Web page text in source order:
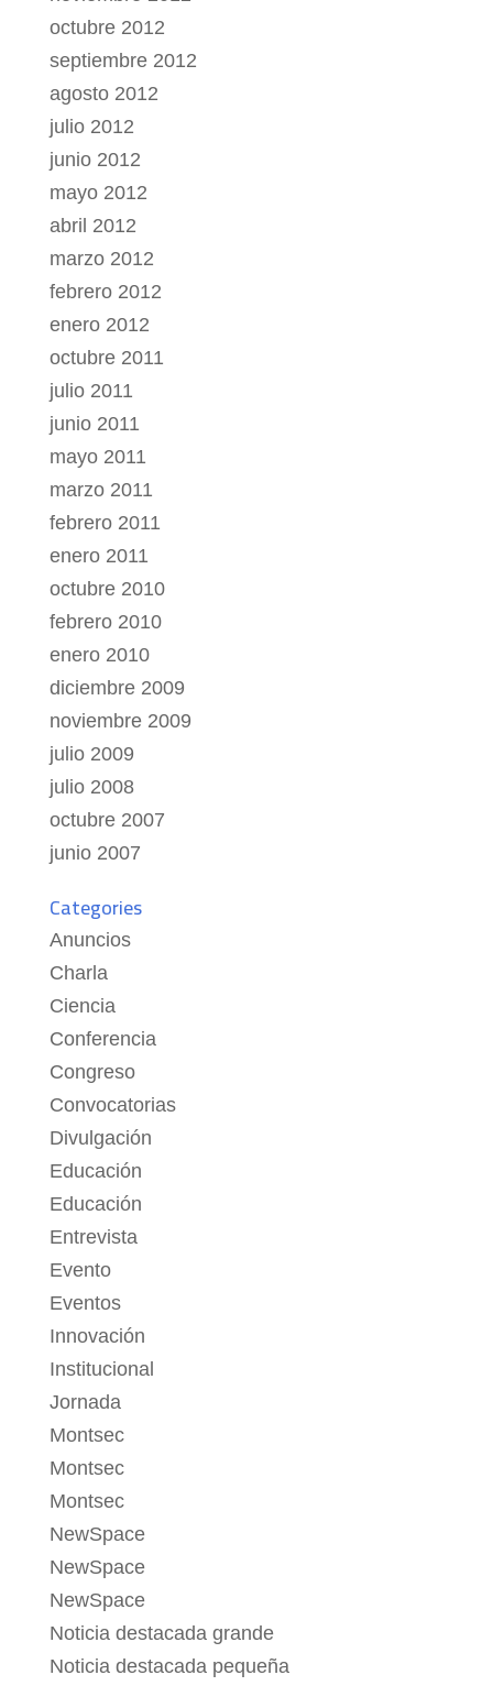
octubre 2012
septiembre 2012
agosto 2012
julio 2012
junio 2012
mayo 2012
abril 2012
marzo 2012
febrero 2012
enero 2012
octubre 2011
julio 2011
junio 2011
mayo 2011
marzo 2011
febrero 2011
enero 2011
octubre 2010
febrero 2010
enero 2010
diciembre 2009
noviembre 2009
julio 2009
julio 2008
octubre 2007
junio 2007
Categories
Anuncios
Charla
Ciencia
Conferencia
Congreso
Convocatorias
Divulgación
Educación
Educación
Entrevista
Evento
Eventos
Innovación
Institucional
Jornada
Montsec
Montsec
Montsec
NewSpace
NewSpace
NewSpace
Noticia destacada grande
Noticia destacada pequeña